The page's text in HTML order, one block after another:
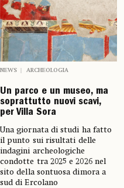
NEWS ARCHEOLOGIA
Un parco e un museo, ma
soprattutto nuovi scavi,
per Villa Sora
Una giornata di studi ha fatto
il punto sui risultati delle
indagini archeologiche
condotte tra 2025 e 2026 nel
sito della sontuosa dimora a
sud di Ercolano